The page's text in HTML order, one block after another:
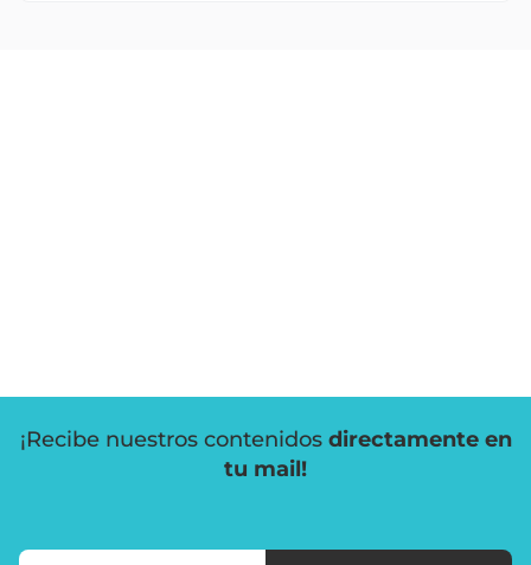
¡Recibe nuestros contenidos directamente en
tu mail!